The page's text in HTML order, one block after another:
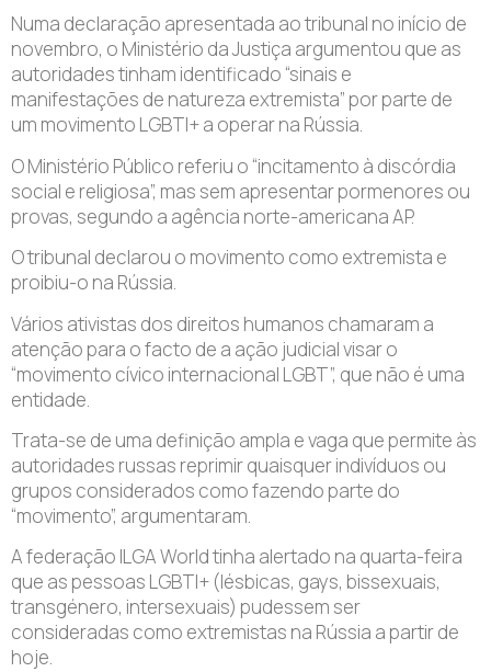
Numa declaração apresentada ao tribunal no início de
novembro, o Ministério da Justiça argumentou que as
autoridades tinham identificado “sinais e
manifestações de natureza extremista” por parte de
um movimento LGBTI+ a operar na Rússia.
O Ministério Público referiu o “incitamento à discórdia
social e religiosa”, mas sem apresentar pormenores ou
provas, segundo a agência norte-americana AP.
O tribunal declarou o movimento como extremista e
proibiu-o na Rússia.
Vários ativistas dos direitos humanos chamaram a
atenção para o facto de a ação judicial visar o
“movimento cívico internacional LGBT”, que não é uma
entidade.
Trata-se de uma definição ampla e vaga que permite às
autoridades russas reprimir quaisquer indivíduos ou
grupos considerados como fazendo parte do
“movimento”, argumentaram.
A federação ILGA World tinha alertado na quarta-feira
que as pessoas LGBTI+ (lésbicas, gays, bissexuais,
transgénero, intersexuais) pudessem ser
consideradas como extremistas na Rússia a partir de
hoje.